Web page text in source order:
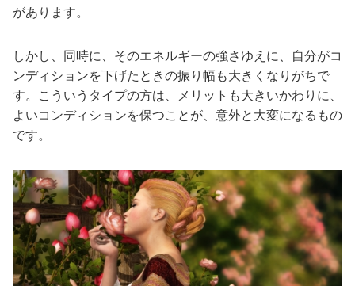
があります。
しかし、同時に、そのエネルギーの強さゆえに、自分がコ
ンディションを下げたときの振り幅も大きくなりがちで
す。こういうタイプの方は、メリットも大きいかわりに、
よいコンディションを保つことが、意外と大変になるもの
です。